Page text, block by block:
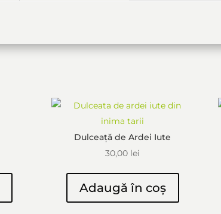
Dulceață de Ardei Iute
30,00 lei
Adaugă în coș